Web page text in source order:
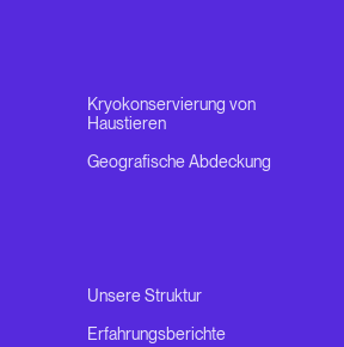
Kryokonservierung von
Haustieren
Geografische Abdeckung
Unsere Struktur
Erfahrungsberichte